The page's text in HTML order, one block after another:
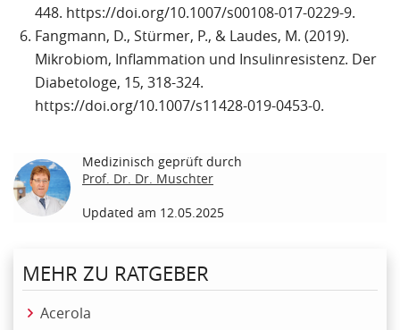
448. https://doi.org/10.1007/s00108-017-0229-9.
Fangmann, D., Stürmer, P., & Laudes, M. (2019).
Mikrobiom, Inflammation und Insulinresistenz. Der
Diabetologe, 15, 318-324.
https://doi.org/10.1007/s11428-019-0453-0.
Medizinisch geprüft durch
Prof. Dr. Dr. Muschter
Updated am 12.05.2025
MEHR ZU RATGEBER
Acerola